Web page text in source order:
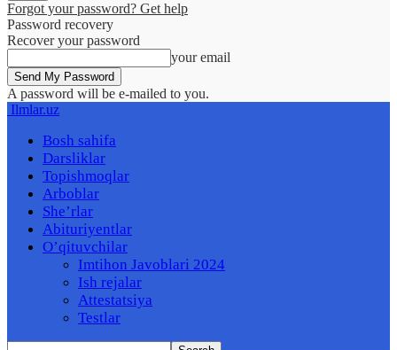
Forgot your password? Get help
Password recovery
Recover your password
your email
A password will be e-mailed to you.
Ilmlar.uz
Bosh sahifa
Darsliklar
Topishmoqlar
Arboblar
She’rlar
Abituriyentlar
O’qituvchilar
Imtihon Javoblari 2024
Ish rejalar
Attestatsiya
Testlar